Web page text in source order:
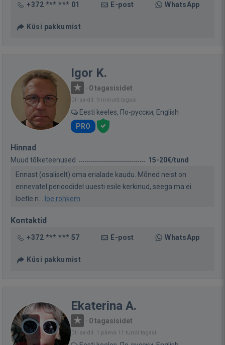
+372 *** *** 01 E-post WhatsApp
Küsi pakkumist
Igor K.
· 0 tagasisidet
Oli saidil: 9 minutit tagasi
Eesti keeles, По-русски, English
PRO
Hinnad
Muud tõlketeenused
15-20€/tund
Ennast (osaliselt) oma erialade kaudu. Mõned neist on
erinevatel perioodidel uuesti esile kerkinud, seega ma ei
loetle n...
loe rohkem
Kontaktid
+372 *** *** 57 E-post WhatsApp
Küsi pakkumist
Ekaterina A.
· 0 tagasisidet
Oli saidil: 1 päeva 11 tundi tagasi